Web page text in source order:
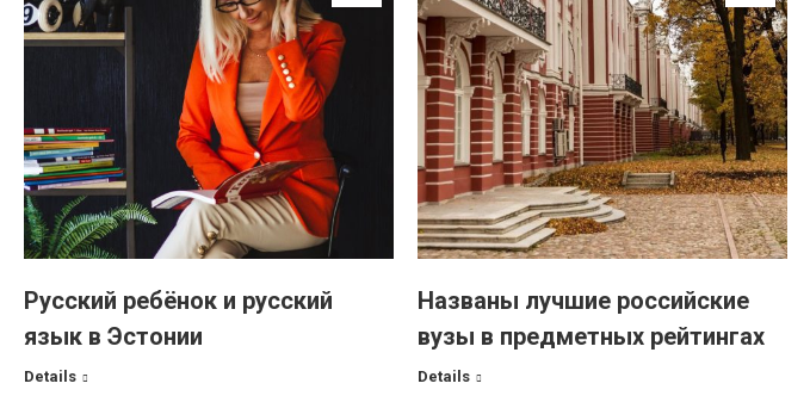
Русский ребёнок и русский
язык в Эстонии
Details
Названы лучшие российские
вузы в предметных рейтингах
Details